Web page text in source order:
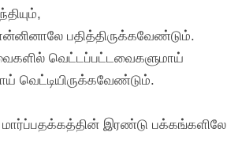
பதித்திருக்கவேண்டும்.
வெட்டப்பட்டவைகளுமாய்
வெட்டியிருக்கவேண்டும்.
இரண்டு பக்கங்களிலே